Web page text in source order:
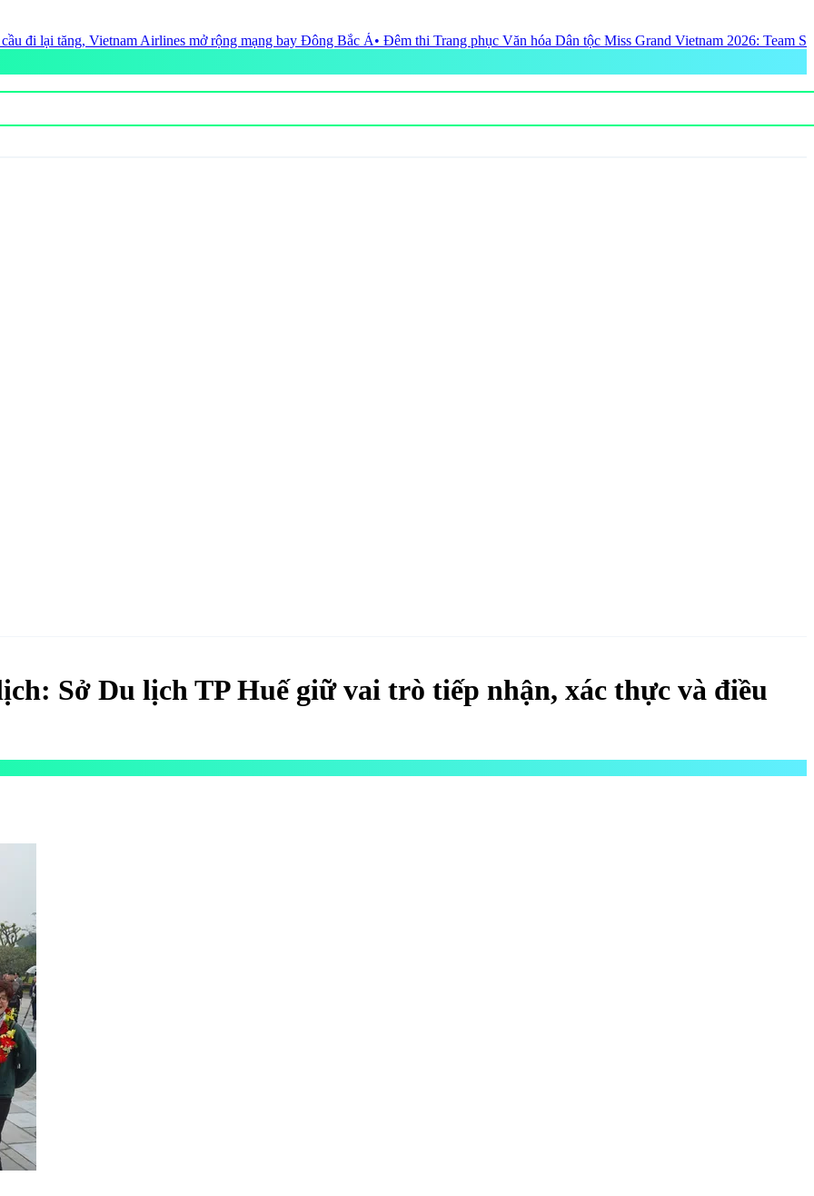
mở rộng mạng bay Đông Bắc Á• Đêm thi Trang phục Văn hóa Dân tộc Miss Grand Vietnam 2026: Team Song Toàn gây bão với
Sở Du lịch TP Huế giữ vai trò tiếp nhận, xác thực và điều